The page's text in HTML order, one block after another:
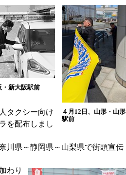
４月12日、山形・山形
駅前
・新大阪駅前
タクシー向け
を配布しまし
川県～静岡県～山梨県で街頭宣伝
わり